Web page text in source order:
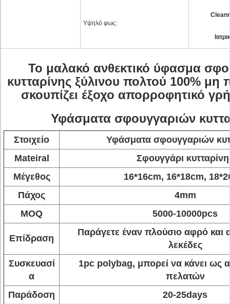
Υψηλό φως:
Το μαλακό ανθεκτικό ύφασμα
κυτταρίνης ξύλινου πολτού 100% μη
σκουπίζει έξοχο απορροφητικό
Υφάσματα σφουγγαριών
Στοιχείο
Υφάσματα σφουγγαριών
Mateiral
Σφουγγάρι
Μέγεθος
16*16cm, 16*18cm,
Πάχος
4mm
MOQ
5000-10000pcs
Επίδραση
Παράγετε έναν πλούσιο αφρό και
λεκέδες
Συσκευασί
α
1pc polybag, μπορεί να κάνει ως
πελατών
Παράδοση
20-25days